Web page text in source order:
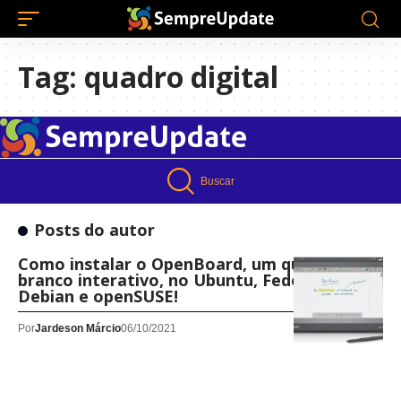
Tag: quadro digital
Buscar
Posts do autor
Como instalar o OpenBoard, um quadro
branco interativo, no Ubuntu, Fedora,
Debian e openSUSE!
PorJardeson Márcio06/10/2021